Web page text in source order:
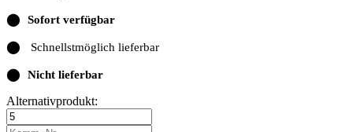
⬤ Sofort verfügbar
⬤ Schnellstmöglich lieferbar
⬤ Nicht lieferbar
Alternativprodukt: